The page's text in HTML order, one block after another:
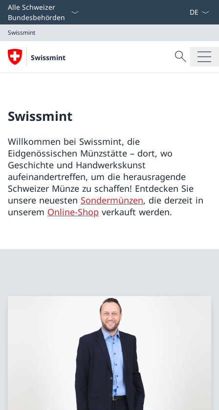
Alle Schweizer
Bundesbehörden
Swissmint
Swissmint
Suche
Suche
Swissmint
Willkommen bei Swissmint, die
Eidgenössischen Münzstätte – dort, wo
Geschichte und Handwerkskunst
aufeinandertreffen, um die herausragende
Schweizer Münze zu schaffen! Entdecken Sie
unsere neuesten Sondermünzen, die derzeit in
unserem Online-Shop verkauft werden.